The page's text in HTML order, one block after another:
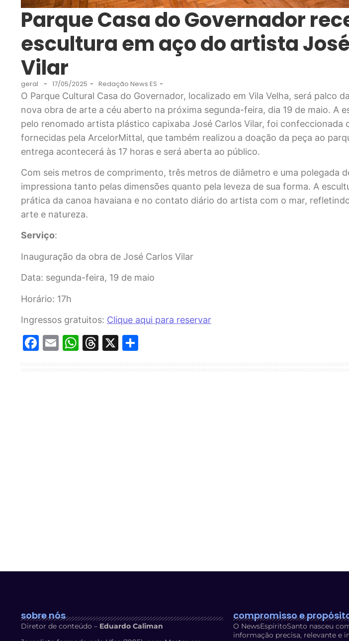
Parque Casa do Governador
escultura em aço do artista
Vilar
geral - 17/05/2025 - Redação News ES -
O Parque Cultural Casa do Governador, localizado em Vila Velha, será palco
nova obra de arte a céu aberto na próxima segunda-feira, dia 19 de maio. A
pelo renomado artista plástico capixaba José Carlos Vilar, foi confeccionada
fornecidas pela ArcelorMittal, que também realizou a doação da peça ao
entrega acontecerá às 17 horas e será aberta ao público.
Com seis metros de comprimento, três metros de diâmetro e uma polegada
impressiona tanto pelas dimensões quanto pela leveza de sua forma. A
prática da canoa havaiana e no contato diário do artista com o mar,
arte e natureza.
Serviço:
Inauguração da obra de José Carlos Vilar
Data: segunda-feira, 19 de maio
Horário: 17h
Ingressos gratuitos: Clique aqui para reservar
Facebook
EmailWhatsApp
Threads
X
sobre nós
Diretor de conteúdo – Eduardo Caliman
compromisso e
O NewsEspíritoSanto nasceu
informação precisa, relevante e